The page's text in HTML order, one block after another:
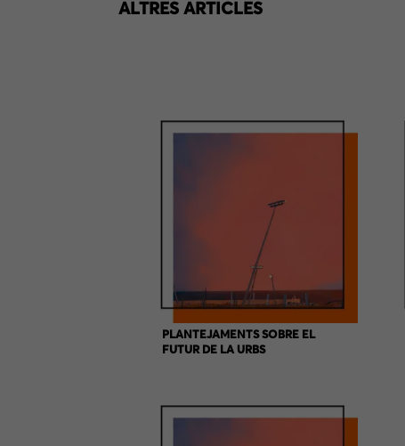
ALTRES ARTICLES
PLANTEJAMENTS SOBRE EL
FUTUR DE LA URBS